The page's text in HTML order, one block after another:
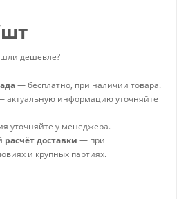
дешевле?
— бесплатно, при наличии товара.
актуальную информацию уточняйте
уточняйте у менеджера.
доставки — при
и крупных партиях.